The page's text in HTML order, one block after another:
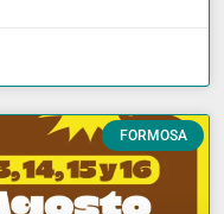
FORMOSA